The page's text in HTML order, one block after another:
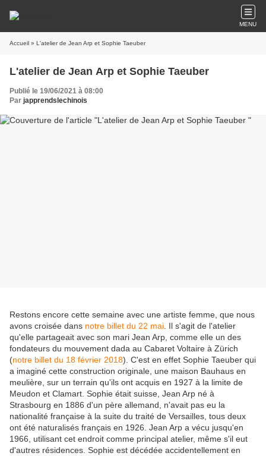
MENU
Accueil » L'atelier de Jean Arp et Sophie Taeuber
L'atelier de Jean Arp et Sophie Taeuber
Publié le 19/06/2021 à 08:00
Par japprendslechinois
Restons encore cette semaine avec une artiste femme, que nous
avons croisée dans notre billet du 22 mai . Il s'agit de l'atelier
qu'elle partageait avec son mari Jean Arp, comme elle un des
fondateurs du mouvement dada au Cabaret Voltaire à Zürich
(notre billet du 18 février 2018). C'est en effet Sophie Taeuber qui
a imaginé cette construction originale, une maison Bauhaus en
meulière, sur un terrain qu'ils ont acquis en 1927 à la limite de
Meudon et Clamart. Sophie était suisse, Jean Arp né à
Strasbourg en 1886 d'un père allemand, n'avait pas eu la
nationalité française à la suite du traité de Versailles, tous deux
ont été naturalisés français en 1926. Jean Arp a vécu jusqu'en
1966, utilisant cet endroit comme principal atelier, même s'il eut
d'autres résidences. Sophie est décédée accidentellement en